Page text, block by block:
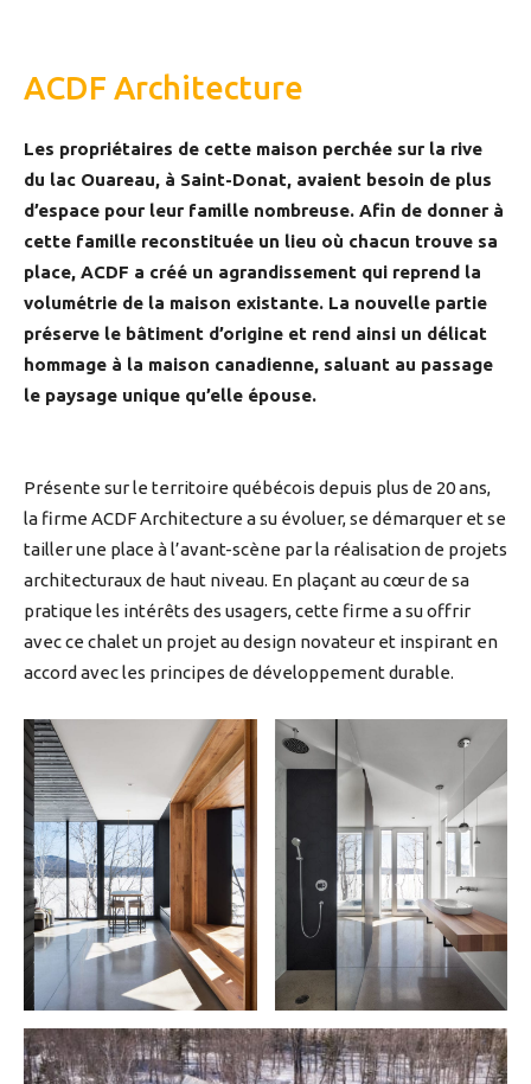
ACDF Architecture
Les propriétaires de cette maison perchée sur la rive
du lac Ouareau, à Saint-Donat, avaient besoin de plus
d’espace pour leur famille nombreuse. Afin de donner à
cette famille reconstituée un lieu où chacun trouve sa
place, ACDF a créé un agrandissement qui reprend la
volumétrie de la maison existante. La nouvelle partie
préserve le bâtiment d’origine et rend ainsi un délicat
hommage à la maison canadienne, saluant au passage
le paysage unique qu’elle épouse.
Présente sur le territoire québécois depuis plus de 20 ans,
la firme ACDF Architecture a su évoluer, se démarquer et se
tailler une place à l’avant-scène par la réalisation de projets
architecturaux de haut niveau. En plaçant au cœur de sa
pratique les intérêts des usagers, cette firme a su offrir
avec ce chalet un projet au design novateur et inspirant en
accord avec les principes de développement durable.